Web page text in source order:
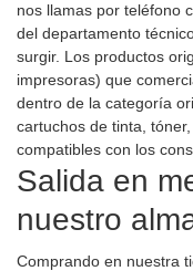
nos llamas por teléfono
del departamento
surgir. Los productos
impresoras) que
dentro de la categoría
cartuchos de tinta,
compatibles con los
Salida en
nuestro
Comprando en nuestra